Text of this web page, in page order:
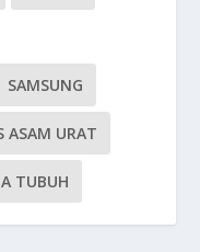
SAMSUNG
ASAM URAT
TUBUH